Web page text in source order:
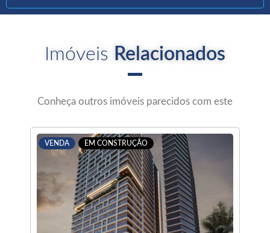
Imóveis Relacionados
Conheça outros imóveis parecidos com este
VENDA EM CONSTRUÇÃO